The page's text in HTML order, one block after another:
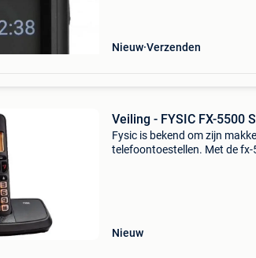
Nieuw Verzenden
Veiling - FYSIC FX-5500
Fysic is bekend om zijn
telefoontoestellen. Met de fx-
Nieuw